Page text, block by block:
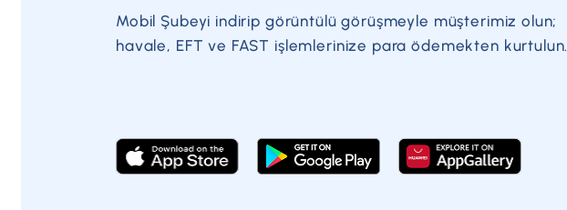
Mobil Şubeyi indirip görüntülü görüşmeyle müşterimiz olun;
havale, EFT ve FAST işlemlerinize para ödemekten kurtulun.